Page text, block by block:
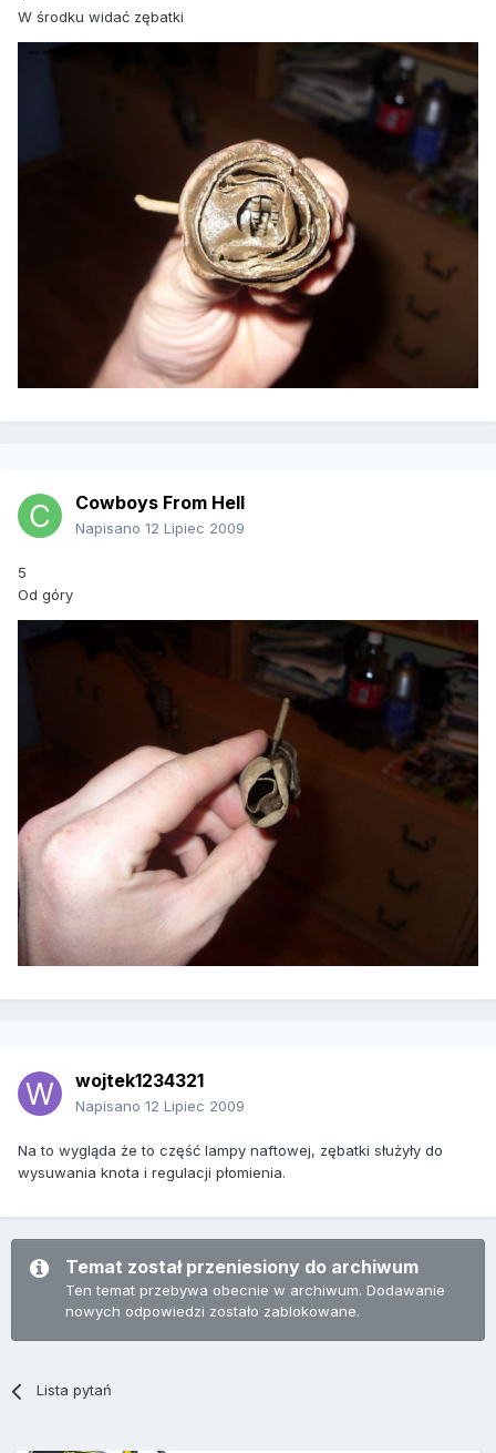
W środku widać zębatki
Cowboys From Hell
Napisano 12 Lipiec 2009
5
Od góry
wojtek1234321
Napisano 12 Lipiec 2009
Na to wygląda że to część lampy naftowej, zębatki służyły do
wysuwania knota i regulacji płomienia.
Temat został przeniesiony do archiwum
Ten temat przebywa obecnie w archiwum. Dodawanie
nowych odpowiedzi zostało zablokowane.
Lista pytań